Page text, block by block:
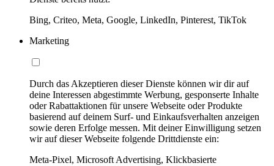
Bing, Criteo, Meta, Google, LinkedIn, Pinterest, TikTok
Marketing
Durch das Akzeptieren dieser Dienste können wir dir auf
deine Interessen abgestimmte Werbung, gesponserte Inhalte
oder Rabattaktionen für unsere Webseite oder Produkte
basierend auf deinem Surf- und Einkaufsverhalten anzeigen
sowie deren Erfolge messen. Mit deiner Einwilligung setzen
wir auf dieser Webseite folgende Drittdienste ein:
Meta-Pixel, Microsoft Advertising, Klickbasierte